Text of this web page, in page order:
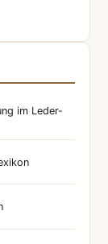
im Leder-